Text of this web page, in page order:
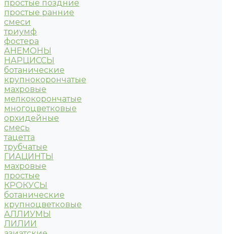
простые поздние
простые ранние
смеси
триумф
фостера
АНЕМОНЫ
НАРЦИССЫ
ботанические
крупнокорончатые
махровые
мелкокорончатые
многоцветковые
орхидейные
смесь
тацетта
трубчатые
ГИАЦИНТЫ
махровые
простые
КРОКУСЫ
ботанические
крупноцветковые
АЛЛИУМЫ
ЛИЛИИ